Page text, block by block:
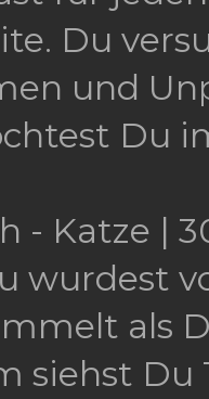
Du
und
Du
- Katze |
wurdest
als
siehst Du